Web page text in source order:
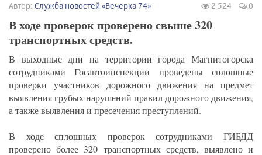
Автор: Служба новостей «Вечерка 74» 2 524 0
В ходе проверок проверено свыше 320
транспортных средств.
В выходные дни на территории города Магнитогорска
сотрудниками Госавтоинспекции проведены сплошные
проверки участников дорожного движения на предмет
выявления грубых нарушений правил дорожного движения,
а также выявления и пресечения преступлений.
В ходе сплошных проверок сотрудниками ГИБДД
проверено более 320 транспортных средств, выявлено и